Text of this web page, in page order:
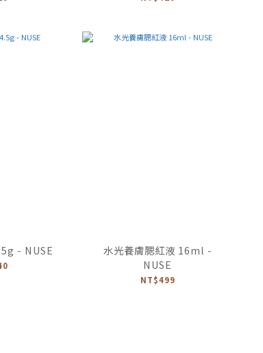
- NUSE
水光養膚腮紅液 16ml -
NUSE
NT$499